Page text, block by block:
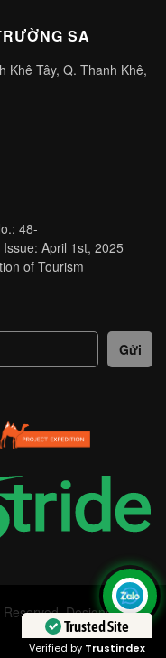
SA
Khê Tây, Q. Thanh Khê,
48-
April 1st, 2025
of Tourism
Designed by
Trusted Site
Verified by Trustindex